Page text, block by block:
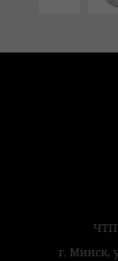
г. Минск,